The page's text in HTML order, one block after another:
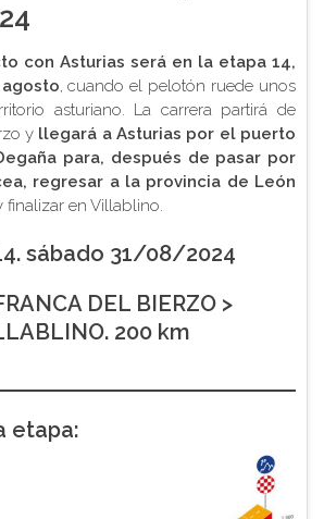
con Asturias será en la etapa 14,
, cuando el pelotón ruede unos
asturiano. La carrera partirá de
y llegará a Asturias por el puerto
para, después de pasar por
regresar a la provincia de León
finalizar en Villablino.
sábado 31/08/2024
DEL BIERZO >
200 km
etapa: